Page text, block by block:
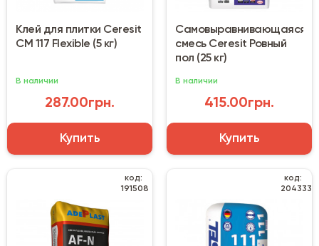
Клей для плитки Ceresit
CM 117 Flexible (5 кг)
В наличии
287.00грн.
Купить
Самовыравнивающаяся
смесь Ceresit Ровный
пол (25 кг)
В наличии
415.00грн.
Купить
код:
191508
код:
204333